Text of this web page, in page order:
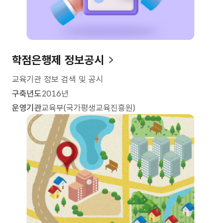
학점은행제 정보공시
교육기관 정보 검색 및 공시
구축년도2016년
운영기관교육부(국가평생교육진흥원)